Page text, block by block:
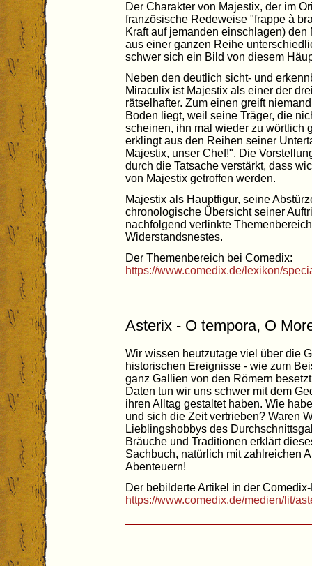
Der Charakter von Majestix, der im
französische Redeweise "frappe à
Kraft auf jemanden einschlagen)
aus einer ganzen Reihe
schwer sich ein Bild von diesem
Neben den deutlich sicht- und
Miraculix ist Majestix als einer der
rätselhafter. Zum einen greift
Boden liegt, weil seine Träger, die
scheinen, ihn mal wieder zu wörtlich
erklingt aus den Reihen seiner
Majestix, unser Chef!". Die
durch die Tatsache verstärkt, dass
von Majestix getroffen werden.
Majestix als Hauptfigur, seine
chronologische Übersicht seiner
nachfolgend verlinkte
Widerstandsnestes.
Der Themenbereich bei Comedix:
https://www.comedix.de/lexikon/
Asterix - O tempora, O
Wir wissen heutzutage viel über die
historischen Ereignisse - wie zum
ganz Gallien von den Römern
Daten tun wir uns schwer mit dem
ihren Alltag gestaltet haben. Wie
und sich die Zeit vertrieben? Waren
Lieblingshobbys des
Bräuche und Traditionen erklärt
Sachbuch, natürlich mit zahlreichen
Abenteuern!
Der bebilderte Artikel in der
https://www.comedix.de/medien/lit/